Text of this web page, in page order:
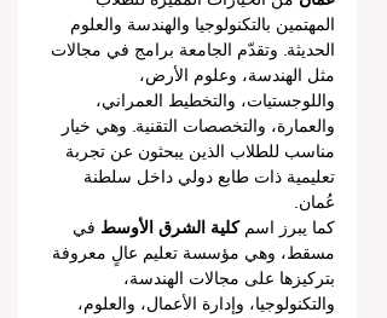
المهتمين بالتكنولوجيا والهندسة والعلوم
الحديثة. وتقدّم الجامعة برامج في مجالات
مثل الهندسة، وعلوم الأرض،
واللوجستيات، والتخطيط العمراني،
والعمارة، والتخصصات التقنية. وهي خيار
مناسب للطلاب الذين يبحثون عن تجربة
تعليمية ذات طابع دولي داخل سلطنة
عُمان.
كما يبرز اسم كلية الشرق الأوسط في
مسقط، وهي مؤسسة تعليم عالٍ معروفة
بتركيزها على مجالات الهندسة،
والتكنولوجيا، وإدارة الأعمال، والعلوم،